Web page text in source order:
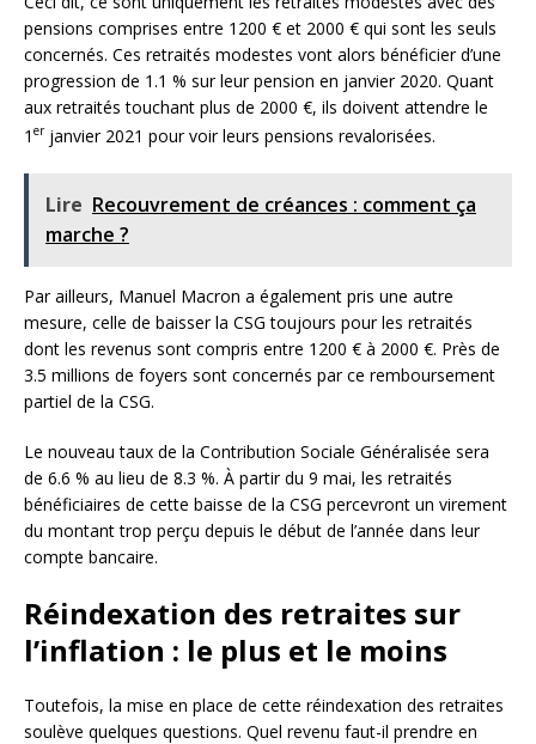
pensions comprises entre 1200 € et 2000 € qui sont les seuls
concernés. Ces retraités modestes vont alors bénéficier d’une
progression de 1.1 % sur leur pension en janvier 2020. Quant
aux retraités touchant plus de 2000 €, ils doivent attendre le
1 erjanvier 2021 pour voir leurs pensions revalorisées.
Lire Recouvrement de créances : comment ça
marche ?
Par ailleurs, Manuel Macron a également pris une autre
mesure, celle de baisser la CSG toujours pour les retraités
dont les revenus sont compris entre 1200 € à 2000 €. Près de
3.5 millions de foyers sont concernés par ce remboursement
partiel de la CSG.
Le nouveau taux de la Contribution Sociale Généralisée sera
de 6.6 % au lieu de 8.3 %. À partir du 9 mai, les retraités
bénéficiaires de cette baisse de la CSG percevront un virement
du montant trop perçu depuis le début de l’année dans leur
compte bancaire.
Réindexation des retraites sur
l’inflation : le plus et le moins
Toutefois, la mise en place de cette réindexation des retraites
soulève quelques questions. Quel revenu faut-il prendre en